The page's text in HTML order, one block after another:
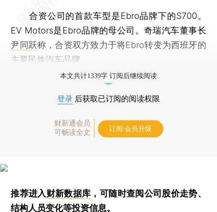
合资公司的首款车型是Ebro品牌下的S700。
EV Motors是Ebro品牌的母公司。奇瑞汽车董事长
尹同跃称，合资双方致力于将Ebro转变为西班牙的
主要民族汽车品牌。
本文共计1339字 订阅后继续阅读
登录 后获取已订阅的阅读权限
财新通会员
可畅读全文
订阅/会员升级
推荐进入财新数据库 ，可随时查阅公司股价走势、
结构人员变化等投资信息。